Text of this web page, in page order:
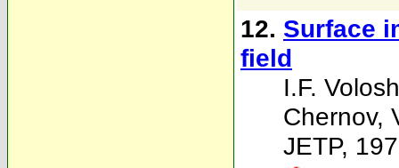
12. Surface
field
I.F.
Chernov,
JETP,